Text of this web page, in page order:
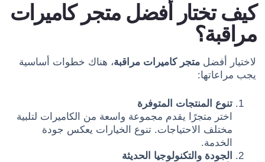
كيف تختار أفضل متجر كاميرات
مراقبة؟
لاختيار أفضل متجر كاميرات مراقبة، هناك خطوات أساسية
يجب مراعاتها:
تنوع المنتجات المتوفرة
اختر متجرًا يقدم مجموعة واسعة من الكاميرات لتلبية
مختلف الاحتياجات. تنوع الخيارات يعكس جودة
الخدمة.
الجودة والتكنولوجيا الحديثة